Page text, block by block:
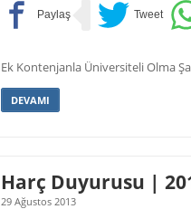
Ek Kontenjanla Üniversiteli Olma
DEVAMI
Harç Duyurusu |
29 Ağustos 2013